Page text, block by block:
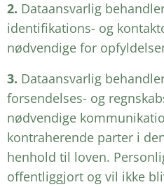
2. Dataansvarlig
identifikations- og
nødvendige for
3. Dataansvarlig
forsendelses- og
nødvendige
kontraherende parter i
henhold til loven.
offentliggjort og vil ikke